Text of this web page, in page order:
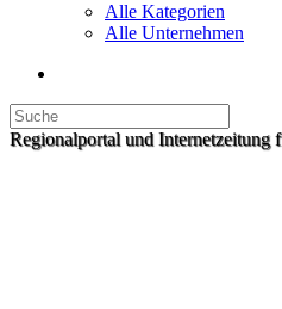
Alle Kategorien
Alle Unternehmen
Regionalportal und Internetzeitung